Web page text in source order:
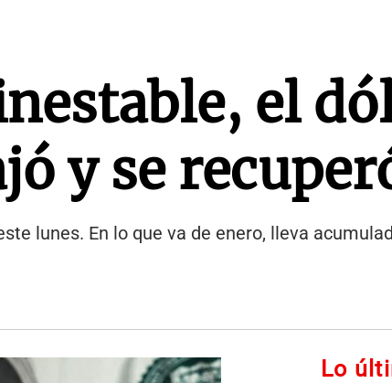
el
y se
lunes. En lo que va de enero, lleva
Lo